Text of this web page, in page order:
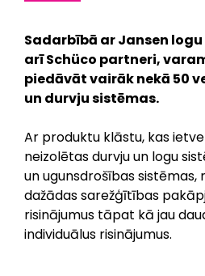
Sadarbībā ar Jansen
arī Schüco partneri,
piedāvāt vairāk nekā 50
un durvju sistēmas.
Ar produktu klāstu, kas
neizolētas durvju un logu
un ugunsdrošības
dažādas sarežģītības
risinājumus tāpat kā jau
individuālus risinājumus.